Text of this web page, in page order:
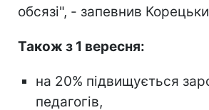
обсязі", - запевнив
Також з 1 вересня:
на 20% підвищується
педагогів,